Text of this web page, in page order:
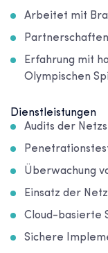
Arbeitet mit
Erfahrung mit
Olympischen
Dienstleistungen
Audits der
Überwachung
Einsatz der
Cloud-basierte
Sichere